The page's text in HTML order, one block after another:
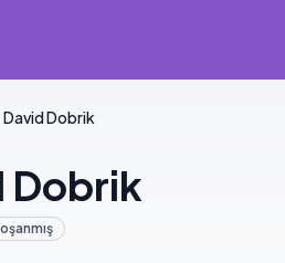
DavidDobrik
Dobrik